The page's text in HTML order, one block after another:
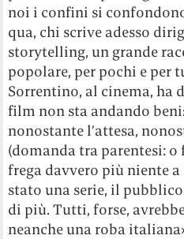
noi i confini si
qua, chi scrive adesso
storytelling, un grande
popolare, per pochi e per
Sorrentino, al cinema, ha
film non sta andando
nonostante l’attesa,
(domanda tra parentesi:
frega davvero più niente a
stato una serie, il
di più. Tutti, forse,
neanche una roba